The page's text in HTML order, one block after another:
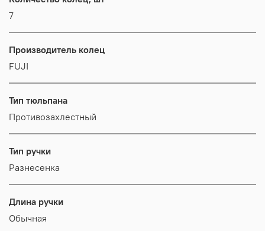
7
Производитель колец
FUJI
Тип тюльпана
Противозахлестный
Тип ручки
Разнесенка
Длина ручки
Обычная